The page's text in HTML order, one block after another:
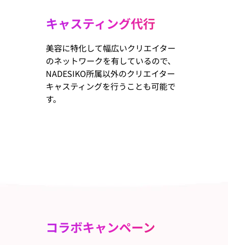
キャスティング代行
美容に特化して幅広いクリエイター
のネットワークを有しているので、
NADESIKO所属以外のクリエイター
キャスティングを行うことも可能で
す。
コラボキャンペーン